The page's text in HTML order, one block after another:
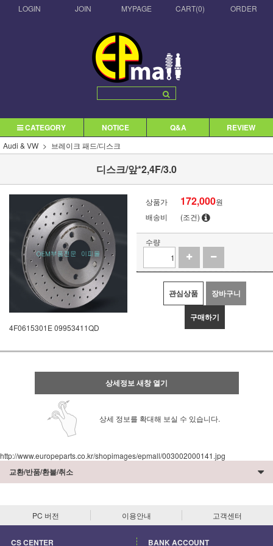
LOGIN JOIN MYPAGE CART(0) ORDER
CATEGORY NOTICE Q&A REVIEW
Audi & VW 브레이크 패드/디스크
디스크/앞*2,4F/3.0
4F0615301E 09953411QD
상품가 172,000원
배송비
(조건)
수량
관심상품 장바구니
구매하기
상세정보 새창 열기
상세 정보를 확대해 보실 수 있습니다.
http://www.europeparts.co.kr/shopimages/epmall/003002000141.jpg
교환/반품/환불/취소
PC 버전 이용안내 고객센터
CS CENTER BANK ACCOUNT